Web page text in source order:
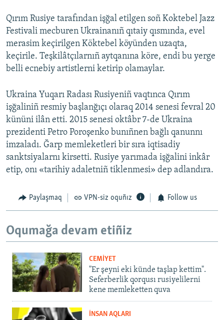
Qırım Rusiye tarafından işğal etilgen soñ Koktebel Jazz
Festivali mecburen Ukrainanıñ qıtaiy qısmında, evel
merasim keçirilgen Köktebel köyünden uzaqta,
keçirile. Teşkilâtçılarnıñ aytqanına köre, endi bu yerge
belli ecnebiy artistlerni ketirip olamaylar.
Ukraina Yuqarı Radası Rusiyeniñ vaqtınca Qırım
işğaliniñ resmiy başlanğıçı olaraq 2014 senesi fevral 20
kününi ilân etti. 2015 senesi oktâbr 7-de Ukraina
prezidenti Petro Poroşenko bunıñnen bağlı qanunnı
imzaladı. Ğarp memleketleri bir sıra iqtisadiy
sanktsiyalarnı kirsetti. Rusiye yarımada işğalini inkâr
etip, onı «tarihiy adaletniñ tiklenmesi» dep adlandıra.
Paylaşmaq VPN-siz oquñız Follow us
Oqumağa devam etiñiz
CEMİYET
"Er şeyni eki künde taşlap kettim".
Seferberlik qorqusı rusiyelilerni
kene memleketten quva
İNSAN AQLARI